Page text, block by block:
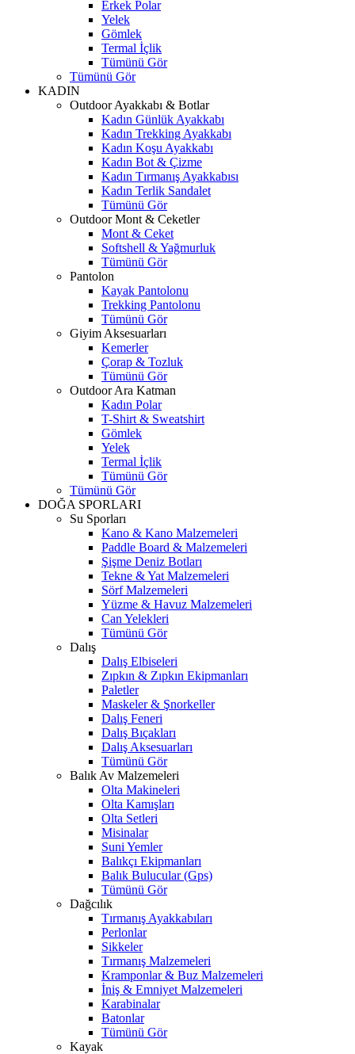
Erkek Polar
Yelek
Gömlek
Termal İçlik
Tümünü Gör
Tümünü Gör
KADIN
Outdoor Ayakkabı & Botlar
Kadın Günlük Ayakkabı
Kadın Trekking Ayakkabı
Kadın Koşu Ayakkabı
Kadın Bot & Çizme
Kadın Tırmanış Ayakkabısı
Kadın Terlik Sandalet
Tümünü Gör
Outdoor Mont & Ceketler
Mont & Ceket
Softshell & Yağmurluk
Tümünü Gör
Pantolon
Kayak Pantolonu
Trekking Pantolonu
Tümünü Gör
Giyim Aksesuarları
Kemerler
Çorap & Tozluk
Tümünü Gör
Outdoor Ara Katman
Kadın Polar
T-Shirt & Sweatshirt
Gömlek
Yelek
Termal İçlik
Tümünü Gör
Tümünü Gör
DOĞA SPORLARI
Su Sporları
Kano & Kano Malzemeleri
Paddle Board & Malzemeleri
Şişme Deniz Botları
Tekne & Yat Malzemeleri
Sörf Malzemeleri
Yüzme & Havuz Malzemeleri
Can Yelekleri
Tümünü Gör
Dalış
Dalış Elbiseleri
Zıpkın & Zıpkın Ekipmanları
Paletler
Maskeler & Şnorkeller
Dalış Feneri
Dalış Bıçakları
Dalış Aksesuarları
Tümünü Gör
Balık Av Malzemeleri
Olta Makineleri
Olta Kamışları
Olta Setleri
Misinalar
Suni Yemler
Balıkçı Ekipmanları
Balık Bulucular (Gps)
Tümünü Gör
Dağcılık
Tırmanış Ayakkabıları
Perlonlar
Sikkeler
Tırmanış Malzemeleri
Kramponlar & Buz Malzemeleri
İniş & Emniyet Malzemeleri
Karabinalar
Batonlar
Tümünü Gör
Kayak